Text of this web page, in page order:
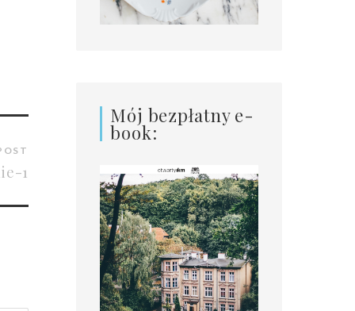
1
Mój bezpłatny e-
book: